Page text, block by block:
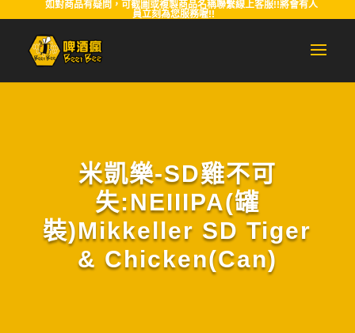
如對商品有疑問，可截圖或複製商品名稱聯繫線上客服!!將會有人
員立刻為您服務喔!!
米凱樂-SD雞不可
失:NEIIIPA(罐
裝)Mikkeller SD Tiger
& Chicken(Can)